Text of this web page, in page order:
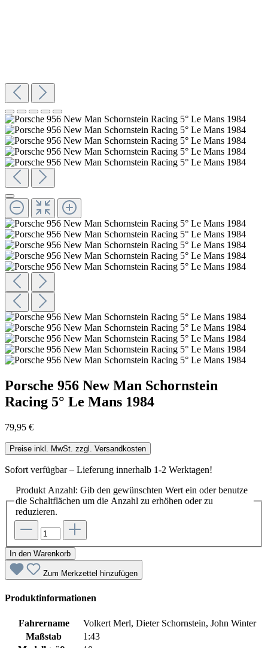
Porsche 956 New Man Schornstein
Racing 5° Le Mans 1984
79,95 €
Preise inkl. MwSt. zzgl. Versandkosten
Sofort verfügbar – Lieferung innerhalb 1-2 Werktagen!
Produkt Anzahl: Gib den gewünschten Wert ein oder benutze
die Schaltflächen um die Anzahl zu erhöhen oder zu
reduzieren.
In den Warenkorb
Zum Merkzettel hinzufügen
Produktinformationen
Fahrername
Volkert Merl, Dieter Schornstein, John Winter
Maßstab
1:43